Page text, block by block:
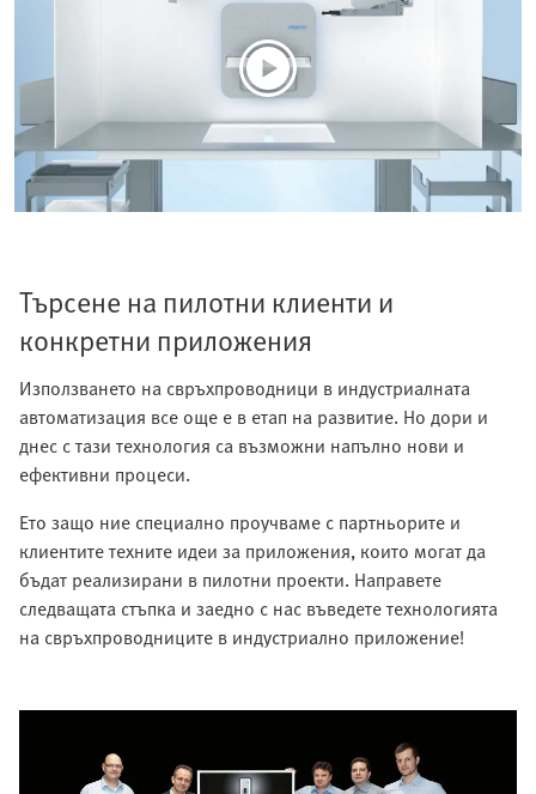
Търсене на пилотни клиенти и
конкретни приложения
Използването на свръхпроводници в индустриалната
автоматизация все още е в етап на развитие. Но дори и
днес с тази технология са възможни напълно нови и
ефективни процеси.
Ето защо ние специално проучваме с партньорите и
клиентите техните идеи за приложения, които могат да
бъдат реализирани в пилотни проекти. Направете
следващата стъпка и заедно с нас въведете технологията
на свръхпроводниците в индустриално приложение!